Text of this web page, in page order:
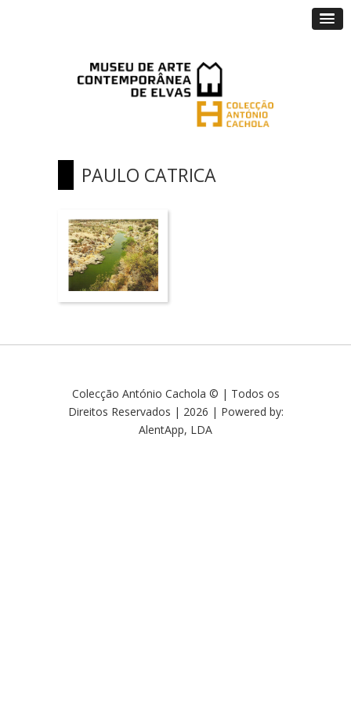
PAULO CATRICA
Colecção António Cachola © | Todos os
Direitos Reservados | 2026 | Powered by:
AlentApp, LDA